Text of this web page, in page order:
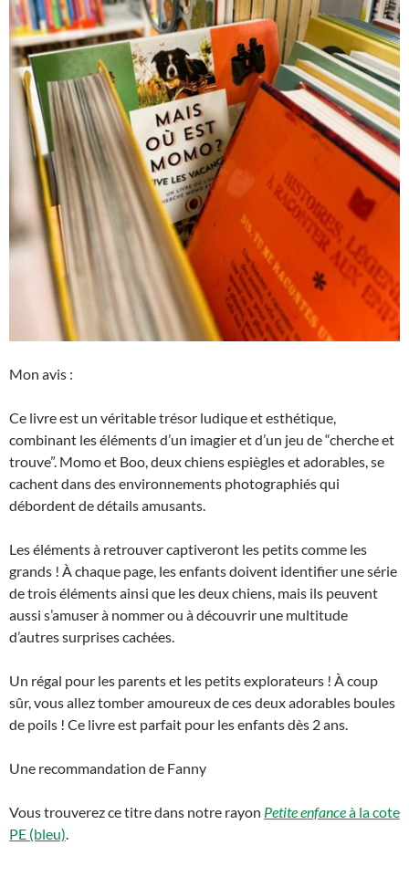
Mon avis :
Ce livre est un véritable trésor ludique et esthétique,
combinant les éléments d’un imagier et d’un jeu de “cherche et
trouve”. Momo et Boo, deux chiens espiègles et adorables, se
cachent dans des environnements photographiés qui
débordent de détails amusants.
Les éléments à retrouver captiveront les petits comme les
grands ! À chaque page, les enfants doivent identifier une série
de trois éléments ainsi que les deux chiens, mais ils peuvent
aussi s’amuser à nommer ou à découvrir une multitude
d’autres surprises cachées.
Un régal pour les parents et les petits explorateurs ! À coup
sûr, vous allez tomber amoureux de ces deux adorables boules
de poils ! Ce livre est parfait pour les enfants dès 2 ans.
Une recommandation de Fanny
Vous trouverez ce titre dans notre rayon Petite enfanceà la cote
PE (bleu).